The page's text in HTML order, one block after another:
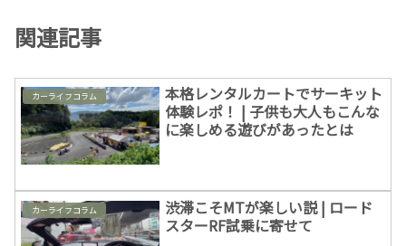
関連記事
カーライフコラム
本格レンタルカートでサーキット
体験レポ！ | 子供も大人もこんな
に楽しめる遊びがあったとは
カーライフコラム
渋滞こそMTが楽しい説 | ロード
スターRF試乗に寄せて